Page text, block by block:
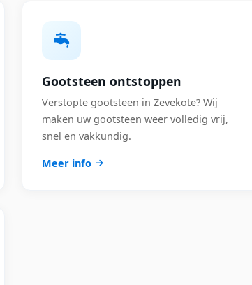
Gootsteen ontstoppen
Verstopte gootsteen in Zevekote? Wij
maken uw gootsteen weer volledig vrij,
snel en vakkundig.
Meer info